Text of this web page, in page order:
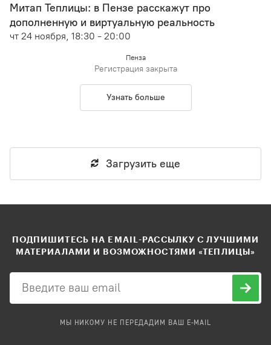
Митап Теплицы: в Пензе расскажут про
дополненную и виртуальную реальность
чт 24 ноября, 18:30 - 20:00
Пенза
Регистрация закрыта
Узнать больше
Загрузить еще
ПОДПИШИТЕСЬ НА EMAIL-РАССЫЛКУ С ЛУЧШИМИ
МАТЕРИАЛАМИ И ВОЗМОЖНОСТЯМИ «ТЕПЛИЦЫ»
МЫ НИКОМУ НЕ ПЕРЕДАДИМ ВАШ E-MAIL